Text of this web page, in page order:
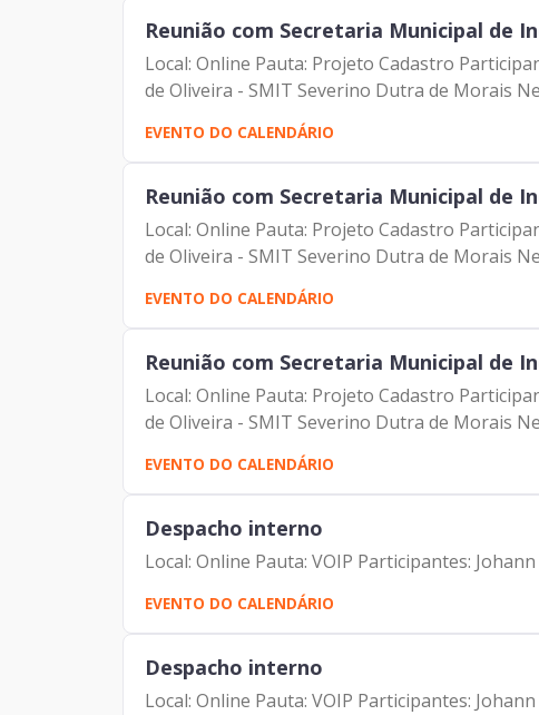
Reunião com Secretaria Municipal de
Local: Online Pauta: Projeto Cadastro
de Oliveira - SMIT Severino Dutra de Morais
EVENTO DO CALENDÁRIO
Reunião com Secretaria Municipal de
Local: Online Pauta: Projeto Cadastro
de Oliveira - SMIT Severino Dutra de Morais
EVENTO DO CALENDÁRIO
Reunião com Secretaria Municipal de
Local: Online Pauta: Projeto Cadastro
de Oliveira - SMIT Severino Dutra de Morais
EVENTO DO CALENDÁRIO
Despacho interno
Local: Online Pauta: VOIP Participantes:
EVENTO DO CALENDÁRIO
Despacho interno
Local: Online Pauta: VOIP Participantes: